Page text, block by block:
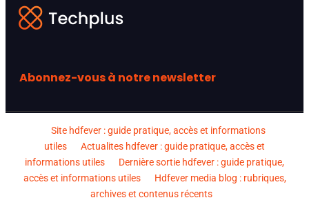
Abonnez-vous à notre newsletter
Site hdfever : guide pratique, accès et informations
utiles
Actualites hdfever : guide pratique, accès et
informations utiles
Dernière sortie hdfever : guide pratique,
accès et informations utiles
Hdfever media blog : rubriques,
archives et contenus récents